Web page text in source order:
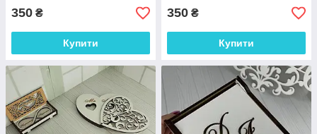
350 ₴
Купити
350 ₴
Купити